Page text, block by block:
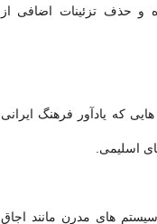
حذف تزئینات اضافی از
هایی که یادآور فرهنگ ایرانی
اسلیمی.
های مدرن مانند اجاق